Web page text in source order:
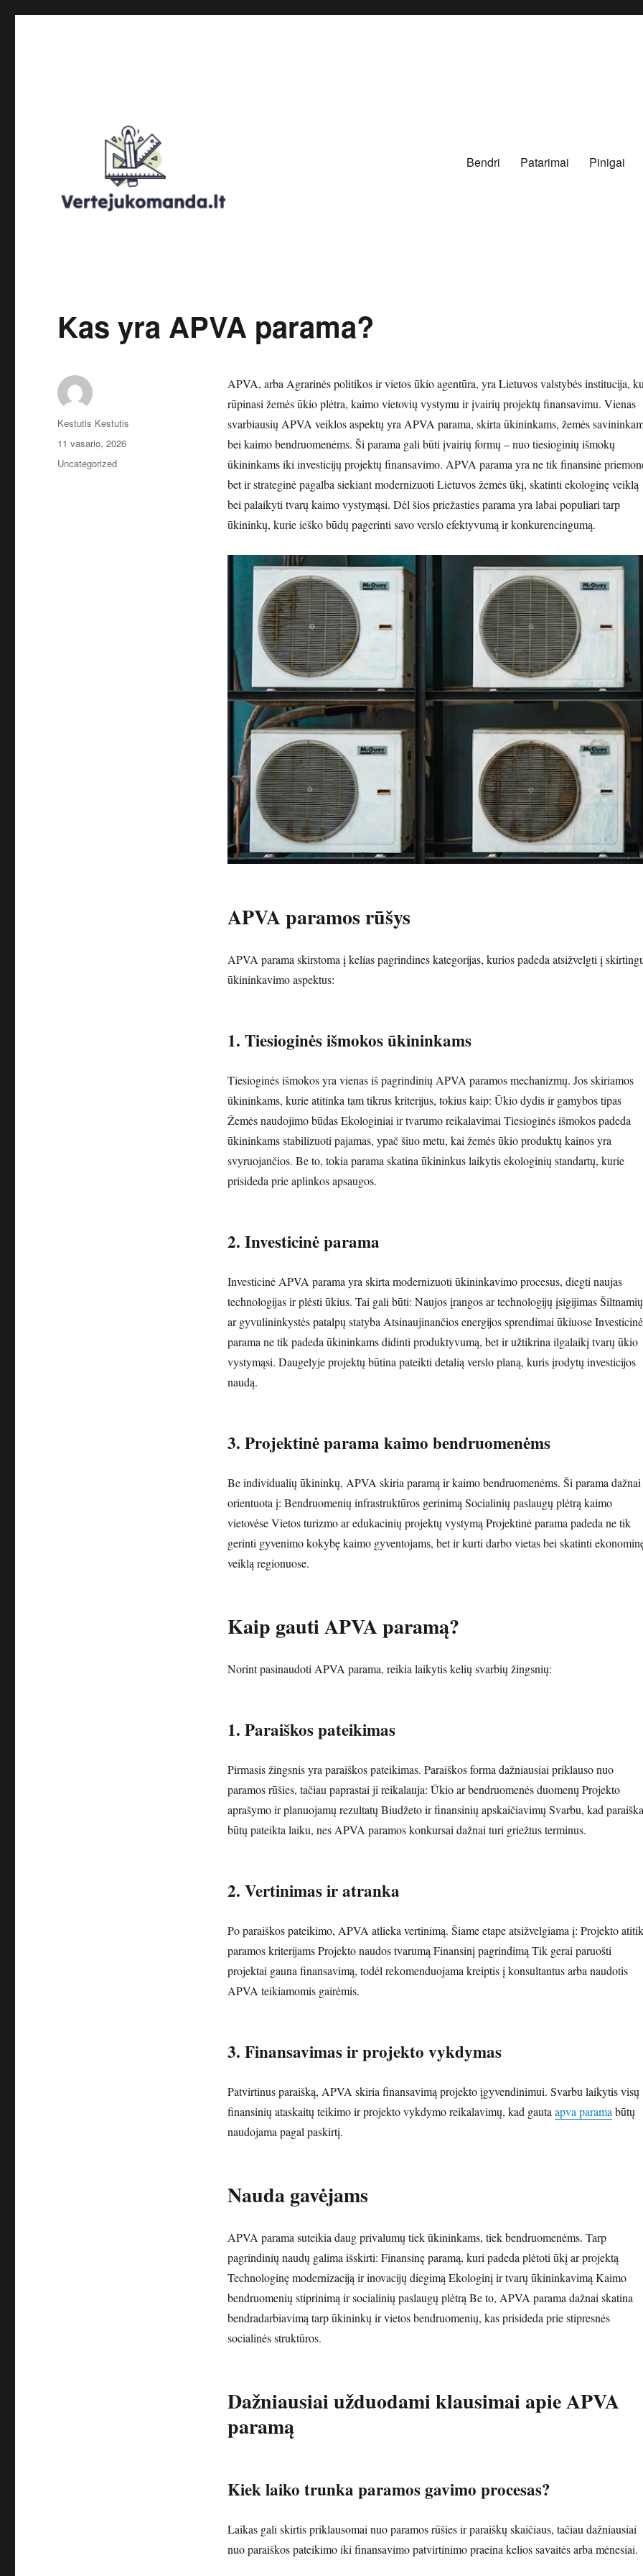
Bendri Patarimai Pinigai
Kas yra APVA parama?
APVA, arba Agrarinės politikos ir vietos ūkio agentūra, yra Lietuvos valstybės institucija,
rūpinasi žemės ūkio plėtra, kaimo vietovių vystymu ir įvairių projektų finansavimu. Vienas
svarbiausių APVA veiklos aspektų yra APVA parama, skirta ūkininkams, žemės
bei kaimo bendruomenėms. Ši parama gali būti įvairių formų – nuo tiesioginių išmokų
ūkininkams iki investicijų projektų finansavimo. APVA parama yra ne tik finansinė
bet ir strateginė pagalba siekiant modernizuoti Lietuvos žemės ūkį, skatinti ekologinę veiklą
bei palaikyti tvarų kaimo vystymąsi. Dėl šios priežasties parama yra labai populiari tarp
ūkininkų, kurie ieško būdų pagerinti savo verslo efektyvumą ir konkurencingumą.
APVA paramos rūšys
APVA parama skirstoma į kelias pagrindines kategorijas, kurios padeda atsižvelgti į
ūkininkavimo aspektus:
1. Tiesioginės išmokos ūkininkams
Tiesioginės išmokos yra vienas iš pagrindinių APVA paramos mechanizmų. Jos skiriamos
ūkininkams, kurie atitinka tam tikrus kriterijus, tokius kaip: Ūkio dydis ir gamybos tipas
Žemės naudojimo būdas Ekologiniai ir tvarumo reikalavimai Tiesioginės išmokos padeda
ūkininkams stabilizuoti pajamas, ypač šiuo metu, kai žemės ūkio produktų kainos yra
svyruojančios. Be to, tokia parama skatina ūkininkus laikytis ekologinių standartų, kurie
prisideda prie aplinkos apsaugos.
2. Investicinė parama
Investicinė APVA parama yra skirta modernizuoti ūkininkavimo procesus, diegti naujas
technologijas ir plėsti ūkius. Tai gali būti: Naujos įrangos ar technologijų įsigijimas Šiltnamių
ar gyvulininkystės patalpų statyba Atsinaujinančios energijos sprendimai ūkiuose Investicinė
parama ne tik padeda ūkininkams didinti produktyvumą, bet ir užtikrina ilgalaikį tvarų ūkio
vystymąsi. Daugelyje projektų būtina pateikti detalią verslo planą, kuris įrodytų investicijos
naudą.
3. Projektinė parama kaimo bendruomenėms
Be individualių ūkininkų, APVA skiria paramą ir kaimo bendruomenėms. Ši parama dažnai
orientuota į: Bendruomenių infrastruktūros gerinimą Socialinių paslaugų plėtrą kaimo
vietovėse Vietos turizmo ar edukacinių projektų vystymą Projektinė parama padeda ne tik
gerinti gyvenimo kokybę kaimo gyventojams, bet ir kurti darbo vietas bei skatinti
veiklą regionuose.
Kaip gauti APVA paramą?
Norint pasinaudoti APVA parama, reikia laikytis kelių svarbių žingsnių:
1. Paraiškos pateikimas
Pirmasis žingsnis yra paraiškos pateikimas. Paraiškos forma dažniausiai priklauso nuo
paramos rūšies, tačiau paprastai ji reikalauja: Ūkio ar bendruomenės duomenų Projekto
aprašymo ir planuojamų rezultatų Biudžeto ir finansinių apskaičiavimų Svarbu, kad paraiška
būtų pateikta laiku, nes APVA paramos konkursai dažnai turi griežtus terminus.
2. Vertinimas ir atranka
Po paraiškos pateikimo, APVA atlieka vertinimą. Šiame etape atsižvelgiama į: Projekto
paramos kriterijams Projekto naudos tvarumą Finansinį pagrindimą Tik gerai paruošti
projektai gauna finansavimą, todėl rekomenduojama kreiptis į konsultantus arba naudotis
APVA teikiamomis gairėmis.
3. Finansavimas ir projekto vykdymas
Patvirtinus paraišką, APVA skiria finansavimą projekto įgyvendinimui. Svarbu laikytis visų
finansinių ataskaitų teikimo ir projekto vykdymo reikalavimų, kad gautaapva paramabūtų
naudojama pagal paskirtį.
Nauda gavėjams
APVA parama suteikia daug privalumų tiek ūkininkams, tiek bendruomenėms. Tarp
pagrindinių naudų galima išskirti: Finansinę paramą, kuri padeda plėtoti ūkį ar projektą
Technologinę modernizaciją ir inovacijų diegimą Ekologinį ir tvarų ūkininkavimą Kaimo
bendruomenių stiprinimą ir socialinių paslaugų plėtrą Be to, APVA parama dažnai skatina
bendradarbiavimą tarp ūkininkų ir vietos bendruomenių, kas prisideda prie stipresnės
socialinės struktūros.
Dažniausiai užduodami klausimai apie APVA
paramą
Kiek laiko trunka paramos gavimo procesas?
Laikas gali skirtis priklausomai nuo paramos rūšies ir paraiškų skaičiaus, tačiau dažniausiai
nuo paraiškos pateikimo iki finansavimo patvirtinimo praeina kelios savaitės arba mėnesiai.
Autorius
Kestutis Kestutis
Paskelbta
11 vasario, 2026
Kategorijos
Uncategorized